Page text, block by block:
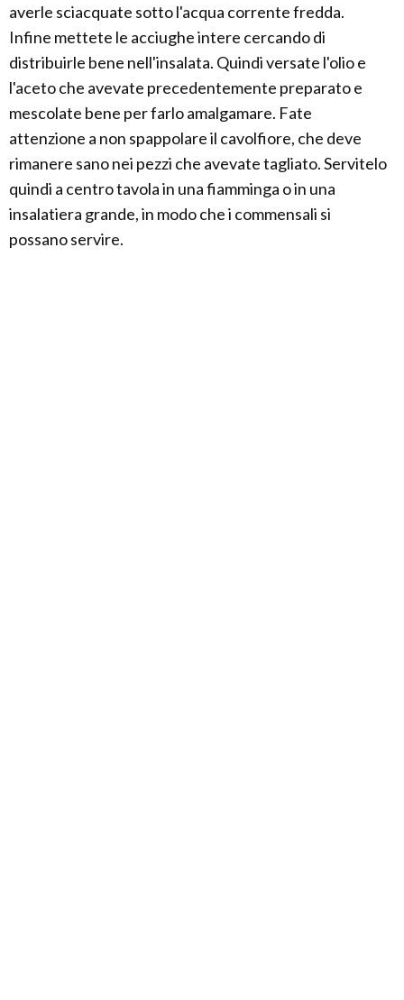
averle sciacquate sotto l'acqua corrente fredda.
Infine mettete le acciughe intere cercando di
distribuirle bene nell'insalata. Quindi versate l'olio e
l'aceto che avevate precedentemente preparato e
mescolate bene per farlo amalgamare. Fate
attenzione a non spappolare il cavolfiore, che deve
rimanere sano nei pezzi che avevate tagliato. Servitelo
quindi a centro tavola in una fiamminga o in una
insalatiera grande, in modo che i commensali si
possano servire.